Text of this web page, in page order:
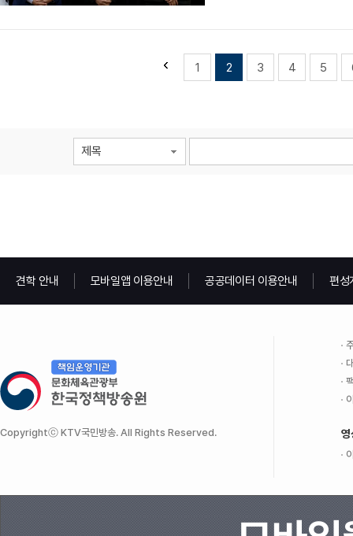
1 2 3 4 5
제목
견학 안내 모바일앱 이용안내 공공데이터 이용안내 편성
Copyrightⓒ KTV국민방송. All Rights Reserved. 영